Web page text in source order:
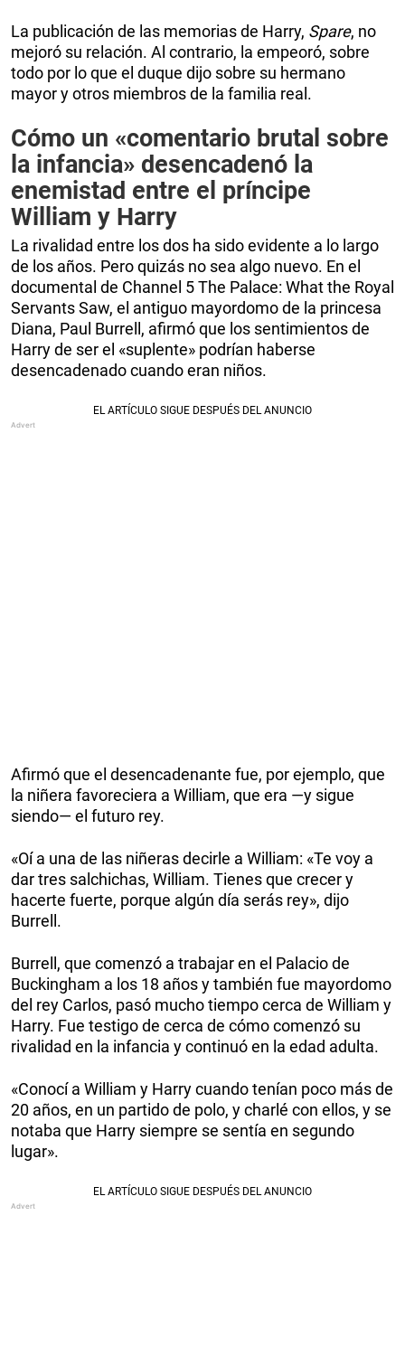
La publicación de las memorias de Harry, Spare, no
mejoró su relación. Al contrario, la empeoró, sobre
todo por lo que el duque dijo sobre su hermano
mayor y otros miembros de la familia real.
Cómo un «comentario brutal sobre
la infancia» desencadenó la
enemistad entre el príncipe
William y Harry
La rivalidad entre los dos ha sido evidente a lo largo
de los años. Pero quizás no sea algo nuevo. En el
documental de Channel 5 The Palace: What the Royal
Servants Saw, el antiguo mayordomo de la princesa
Diana, Paul Burrell, afirmó que los sentimientos de
Harry de ser el «suplente» podrían haberse
desencadenado cuando eran niños.
Afirmó que el desencadenante fue, por ejemplo, que
la niñera favoreciera a William, que era —y sigue
siendo— el futuro rey.
«Oí a una de las niñeras decirle a William: «Te voy a
dar tres salchichas, William. Tienes que crecer y
hacerte fuerte, porque algún día serás rey», dijo
Burrell.
Burrell, que comenzó a trabajar en el Palacio de
Buckingham a los 18 años y también fue mayordomo
del rey Carlos, pasó mucho tiempo cerca de William y
Harry. Fue testigo de cerca de cómo comenzó su
rivalidad en la infancia y continuó en la edad adulta.
«Conocí a William y Harry cuando tenían poco más de
20 años, en un partido de polo, y charlé con ellos, y se
notaba que Harry siempre se sentía en segundo
lugar».